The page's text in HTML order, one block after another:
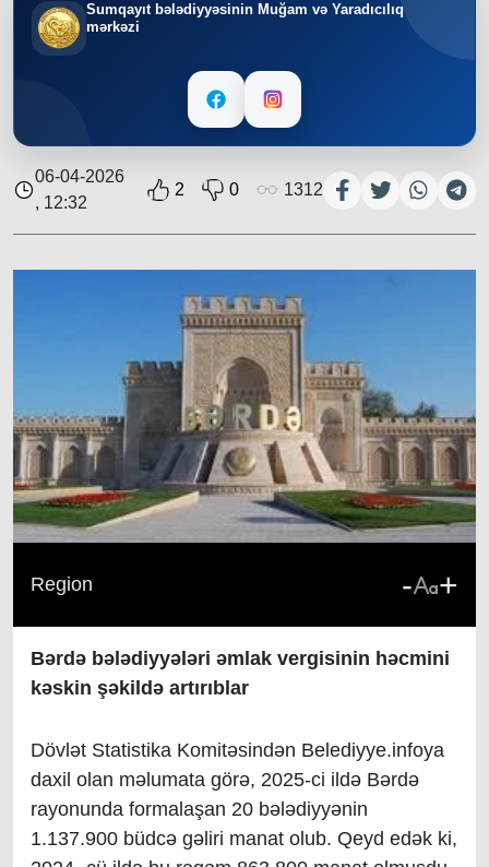
Sumqayıt bələdiyyəsinin Muğam və Yaradıcılıq
mərkəzi
06-04-2026
, 12:32
2 0 1312
Region - +
Bərdə bələdiyyələri əmlak vergisinin həcmini
kəskin şəkildə artırıblar
Dövlət Statistika Komitəsindən Belediyye.infoya
daxil olan məlumata görə, 2025-ci ildə Bərdə
rayonunda formalaşan 20 bələdiyyənin
1.137.900 büdcə gəliri manat olub. Qeyd edək ki,